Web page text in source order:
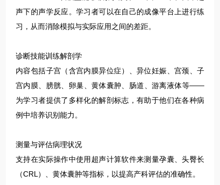
声下的声学反应。学习者可以在自己的成像平台上进行练
习，从而消除模拟与实际应用之间的差距。
诊断技能训练解剖学
内容包括子宫（含宫内膜异位症）、异位妊娠、宫颈、子
宫内膜、膀胱、卵巢、黄体囊肿、肠道、游离液体等——
为学习者提供了多样化的解剖标志，有助于他们在各种病
例中培养识别能力。
测量与评估病理状况
支持在实际操作中使用超声计算软件来测量孕囊、头臀长
（CRL）、黄体囊肿等指标，以提高产科评估的准确性。